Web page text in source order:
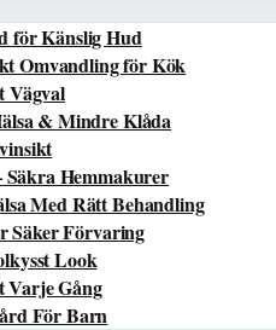
för Känslig Hud
Omvandling för Kök
Vägval
& Mindre Klåda
Hemmakurer
Med Rätt Behandling
Säker Förvaring
Look
Varje Gång
För Barn